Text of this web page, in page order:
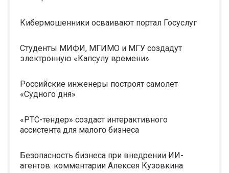
Кибермошенники осваивают портал Госуслуг
Студенты МИФИ, МГИМО и МГУ создадут
электронную «Капсулу времени»
Российские инженеры построят самолет
«Судного дня»
«РТС-тендер» создаст интерактивного
ассистента для малого бизнеса
Безопасность бизнеса при внедрении ИИ-
агентов: комментарии Алексея Кузовкина